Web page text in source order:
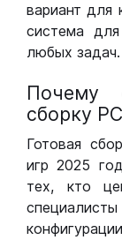
вариант для
система
любых задач.
Почему
сборку
Готовая
игр 2025
тех, кто